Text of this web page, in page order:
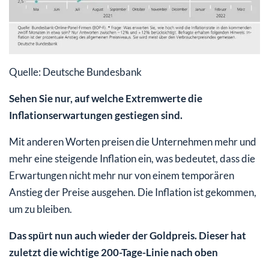
Quelle: Deutsche Bundesbank
Sehen Sie nur, auf welche Extremwerte die
Inflationserwartungen gestiegen sind.
Mit anderen Worten preisen die Unternehmen mehr und
mehr eine steigende Inflation ein, was bedeutet, dass die
Erwartungen nicht mehr nur von einem temporären
Anstieg der Preise ausgehen. Die Inflation ist gekommen,
um zu bleiben.
Das spürt nun auch wieder der Goldpreis. Dieser hat
zuletzt die wichtige 200-Tage-Linie nach oben